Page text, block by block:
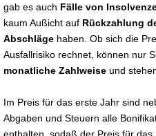
gab es auch Fälle von
kaum Außicht auf Rückzahlung
Abschläge haben. Ob sich die
Ausfallrisiko rechnet, können nur
monatliche Zahlweise und
Im Preis für das erste Jahr sind
Abgaben und Steuern alle